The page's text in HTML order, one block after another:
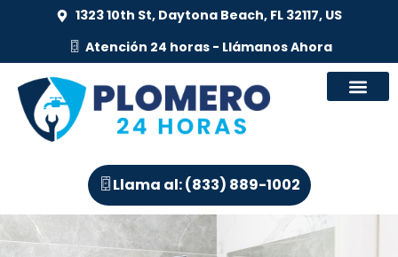
1323 10th St, Daytona Beach, FL 32117, US
Atención 24 horas - Llámanos Ahora
Llama al: (833) 889-1002